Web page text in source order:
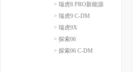
> 瑞虎8 PRO新能源
> 瑞虎9 C-DM
> 瑞虎9X
> 探索06
> 探索06 C-DM